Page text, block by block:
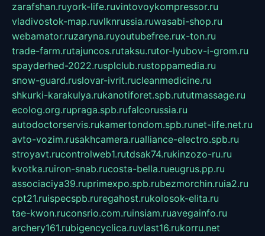
zarafshan.ruyork-life.ruvintovoykompressor.ru
vladivostok-map.ruvlknrussia.ruwasabi-shop.ru
webamator.ruzaryna.ruyoutubefree.rux-ton.ru
trade-farm.rutajuncos.rutaksu.rutor-lyubov-i-grom.ru
spayderhed-2022.rusplclub.rustoppamedia.ru
snow-guard.ruslovar-ivrit.rucleanmedicine.ru
shkurki-karakulya.rukanotiforet.spb.rututmassage.ru
ecolog.org.rupraga.spb.rufalcorussia.ru
autodoctorservis.rukamertondom.spb.runet-life.net.ru
avto-vozim.rusakhcamera.rualliance-electro.spb.ru
stroyavt.rucontrolweb1.rutdsak74.rukinzozo-ru.ru
kvotka.ruiron-snab.rucosta-bella.rueugrus.pp.ru
associaciya39.ruprimexpo.spb.rubezmorchin.ruia2.ru
cpt21.ruispecspb.ruregahost.rukolosok-elita.ru
tae-kwon.ruconsrio.com.ruinsiam.ruavegainfo.ru
archery161.rubigencyclica.ruvlast16.rukorru.net